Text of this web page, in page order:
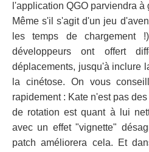
l'application QGO parviendra
Même s'il s'agit d'un jeu
les temps de chargement
développeurs ont offert
déplacements, jusqu'à inclure
la cinétose. On vous
rapidement : Kate n'est pas
de rotation est quant à lui
avec un effet "vignette"
patch améliorera cela. Et